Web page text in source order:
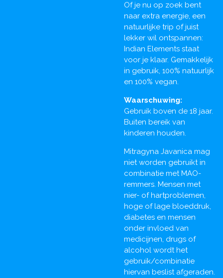
Of je nu op zoek bent
naar extra energie, een
natuurlijke trip of juist
lekker wil ontspannen:
Indian Elements staat
voor je klaar. Gemakkelijk
in gebruik, 100% natuurlijk
en 100% vegan.
Waarschuwing:
Gebruik boven de 18 jaar.
Buiten bereik van
kinderen houden.
Mitragyna Javanica mag
niet worden gebruikt in
combinatie met MAO-
remmers. Mensen met
nier- of hartproblemen,
hoge of lage bloeddruk,
diabetes en mensen
onder invloed van
medicijnen, drugs of
alcohol wordt het
gebruik/combinatie
hiervan beslist afgeraden.